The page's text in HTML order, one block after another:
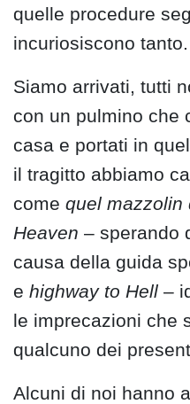
quelle procedure
incuriosiscono tanto.
Siamo arrivati, tutti
con un pulmino che
casa e portati in
il tragitto abbiamo
come quel mazzolin
Heaven – sperando
causa della guida
e highway to Hell –
le imprecazioni che
qualcuno dei
Alcuni di noi hanno